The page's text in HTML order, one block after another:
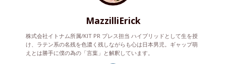
MazzilliErick
株式会社イトナム所属/KIT PR プレス担当 ハイブリッドとして生を授
け、ラテン系の名残を色濃く残しながらも心は日本男児。ギャップ萌
えとは勝手に僕の為の「言葉」と解釈しています。